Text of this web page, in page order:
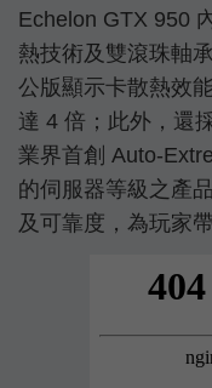
Echelon GTX 950
熱技術及雙滾珠軸
公版顯示卡散熱效
達 4 倍；此外，還
業界首創 Auto-
的伺服器等級之產
及可靠度，為玩家